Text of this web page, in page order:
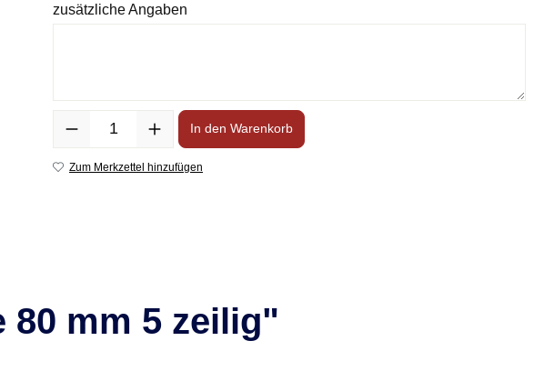
zusätzliche Angaben
In den Warenkorb
Zum Merkzettel hinzufügen
mm 5 zeilig"